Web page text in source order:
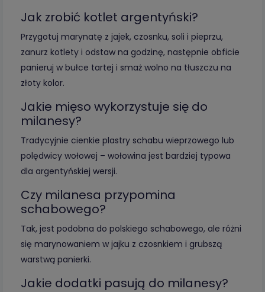
Jak zrobić kotlet argentyński?
Przygotuj marynatę z jajek, czosnku, soli i pieprzu,
zanurz kotlety i odstaw na godzinę, następnie obficie
panieruj w bułce tartej i smaż wolno na tłuszczu na
złoty kolor.
Jakie mięso wykorzystuje się do
milanesy?
Tradycyjnie cienkie plastry schabu wieprzowego lub
polędwicy wołowej – wołowina jest bardziej typowa
dla argentyńskiej wersji.
Czy milanesa przypomina
schabowego?
Tak, jest podobna do polskiego schabowego, ale różni
się marynowaniem w jajku z czosnkiem i grubszą
warstwą panierki.
Jakie dodatki pasują do milanesy?